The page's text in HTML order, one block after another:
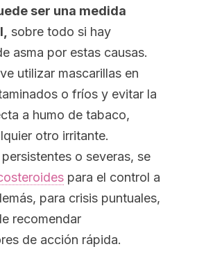
ser una medida
sobre todo si hay
asma por estas causas.
utilizar mascarillas en
o fríos y evitar la
a humo de tabaco,
otro irritante.
o severas, se
para el control a
para crisis puntuales,
recomendar
de acción rápida.